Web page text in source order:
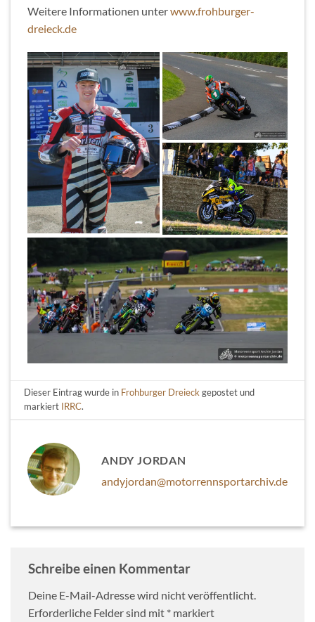
Weitere Informationen unterwww.frohburger-
dreieck.de
Dieser Eintrag wurde in Frohburger Dreieckgepostet und
markiert IRRC.
ANDY JORDAN
andyjordan@motorrennsportarchiv.de
Schreibe einen Kommentar
Deine E-Mail-Adresse wird nicht veröffentlicht.
Erforderliche Felder sind mit * markiert